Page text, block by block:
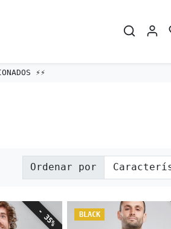
Ordenar por
- 35% BLACK